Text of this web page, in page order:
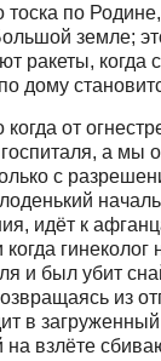
тоска по
земле;
ракеты, когда
дому
от
а мы
с
идёт к
и был убит
из
в
на взлёте